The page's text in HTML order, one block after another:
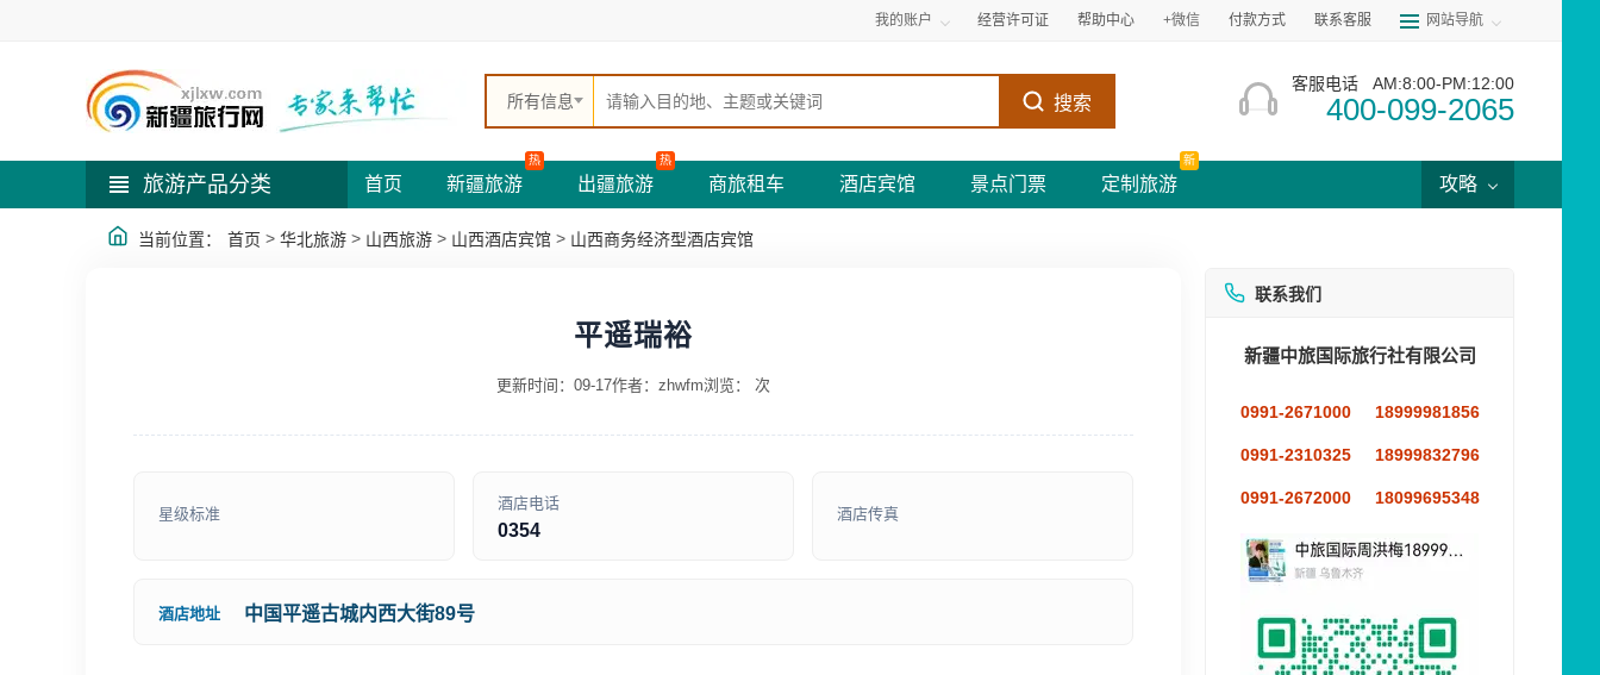
我的账户 经营许可证 帮助中心 +微信 付款方式 联系客服 网站导航
所有信息 搜索
客服电话 AM:8:00-PM:12:00
400-099-2065
旅游产品分类 首页 新疆旅游
热
出疆旅游
热
商旅租车 酒店宾馆 景点门票 定制旅游
新
攻略
当前位置： 首页 > 华北旅游 > 山西旅游 > 山西酒店宾馆 > 山西商务经济型酒店宾馆
平遥瑞裕
更新时间：09-17作者：zhwfm浏览： 次
星级标准
酒店电话
0354
酒店传真
酒店地址 中国平遥古城内西大街89号
联系我们
新疆中旅国际旅行社有限公司
0991-2671000 18999981856
0991-2310325 18999832796
0991-2672000 18099695348